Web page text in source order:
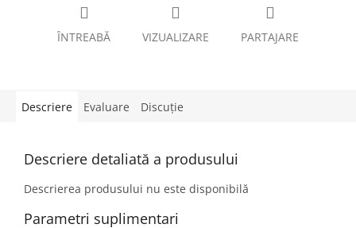
ÎNTREABĂ VIZUALIZARE PARTAJARE
Descriere Evaluare Discuţie
Descriere detaliată a produsului
Descrierea produsului nu este disponibilă
Parametri suplimentari